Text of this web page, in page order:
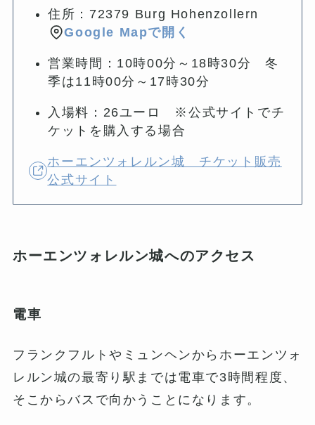
住所：72379 Burg Hohenzollern
Google Mapで開く
営業時間：10時00分～18時30分 冬
季は11時00分～17時30分
入場料：26ユーロ ※公式サイトでチ
ケットを購入する場合
ホーエンツォレルン城 チケット販売
公式サイト
ホーエンツォレルン城へのアクセス
電車
フランクフルトやミュンヘンからホーエンツォ
レルン城の最寄り駅までは電車で3時間程度、
そこからバスで向かうことになります。